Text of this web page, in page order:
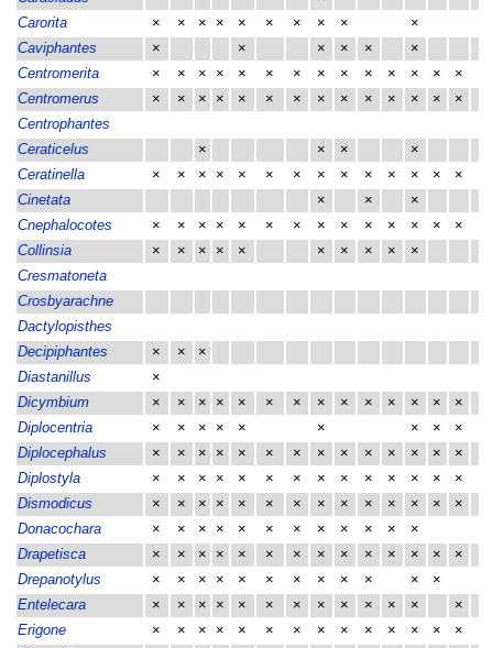
Carorita
× × × × × × × × × ×
Caviphantes
× × × × ×
×
Centromerita
× × × × × × × × × × × × × ×
Centromerus
× × × × × × × × × × × × × ×
Centrophantes
Ceraticelus
× × ×
×
Ceratinella
× × × × × × × × × × × × × ×
Cinetata
× ×
×
Cnephalocotes
× × × × × × × × × × × × × ×
Collinsia
× × × × × × × × ×
×
Cresmatoneta
Crosbyarachne
Dactylopisthes
Decipiphantes
× ×
×
Diastanillus
×
Dicymbium
× × × × × × × × × × × × × ×
Diplocentria
× × × × × × × × ×
Diplocephalus
× × × × × × × × × × × × × ×
Diplostyla
× × × × × × × × × × × × × ×
Dismodicus
× × × × × × × × × × × × × ×
Donacochara
× × × × × × × × × × × ×
Drapetisca
× × × × × × × × × × × × × ×
Drepanotylus
× × × × × × × × × × × ×
Entelecara
× × × × × × × × × × × × ×
Erigone
× × × × × × × × × × × × × ×